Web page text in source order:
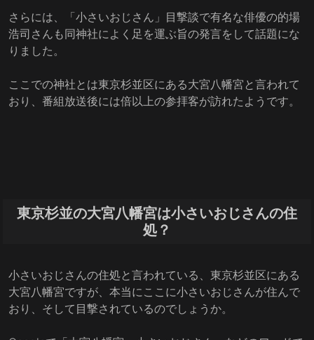
さらには、「小さいおじさん」目撃談で有名な俳優の的場
浩司さんも同神社によく足を運ぶ旨の発言をして話題にな
りました。
ここでの神社とは東京杉並区にある大宮八幡宮と言われて
おり、番組放送後には倍以上の参拝客が訪れたようです。
東京杉並の大宮八幡宮は小さいおじさんの住
処？
小さいおじさんの住処と言われている、東京杉並区にある
大宮八幡宮ですが、本当にここに小さいおじさんが住んで
おり、そして目撃されているのでしょうか。